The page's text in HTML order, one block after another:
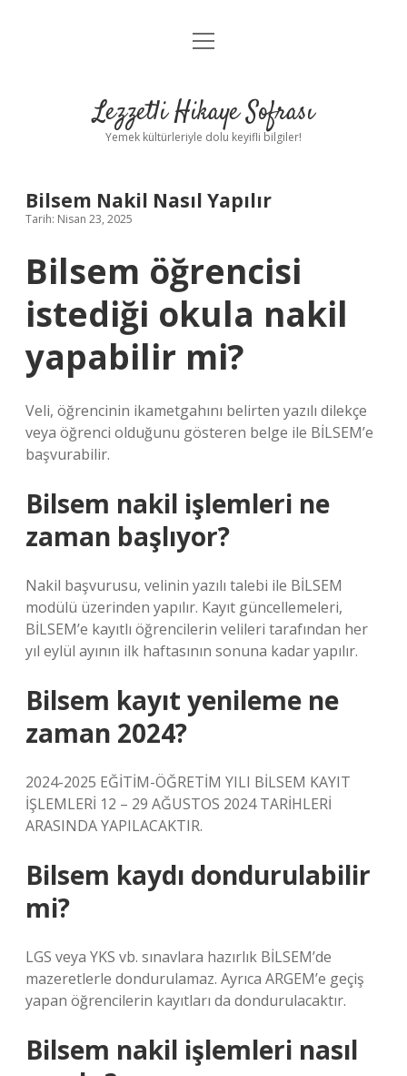
Anasayfa
Yasal Uyarı
menüyü
Lezzetli Hikaye Sofrası
Yemek kültürleriyle dolu keyifli bilgiler!
Bilsem Nakil Nasıl Yapılır
Tarih: Nisan 23, 2025
Bilsem öğrencisi
istediği okula nakil
yapabilir mi?
Veli, öğrencinin ikametgahını belirten yazılı dilekçe
veya öğrenci olduğunu gösteren belge ile BİLSEM’e
başvurabilir.
Bilsem nakil işlemleri ne
zaman başlıyor?
Nakil başvurusu, velinin yazılı talebi ile BİLSEM
modülü üzerinden yapılır. Kayıt güncellemeleri,
BİLSEM’e kayıtlı öğrencilerin velileri tarafından her
yıl eylül ayının ilk haftasının sonuna kadar yapılır.
Bilsem kayıt yenileme ne
zaman 2024?
2024-2025 EĞİTİM-ÖĞRETİM YILI BİLSEM KAYIT
İŞLEMLERİ 12 – 29 AĞUSTOS 2024 TARİHLERİ
ARASINDA YAPILACAKTIR.
Bilsem kaydı dondurulabilir
mi?
LGS veya YKS vb. sınavlara hazırlık BİLSEM’de
mazeretlerle dondurulamaz. Ayrıca ARGEM’e geçiş
yapan öğrencilerin kayıtları da dondurulacaktır.
Bilsem nakil işlemleri nasıl